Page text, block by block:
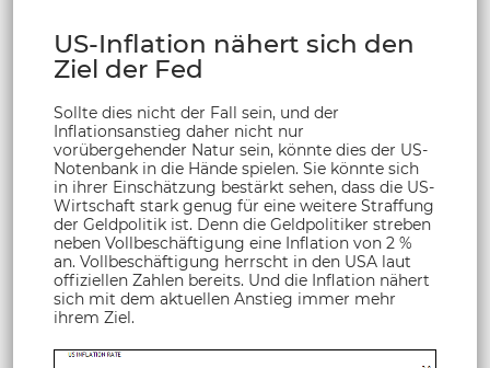
US-Inflation nähert sich den
Ziel der Fed
Sollte dies nicht der Fall sein, und der
Inflationsanstieg daher nicht nur
vorübergehender Natur sein, könnte dies der US-
Notenbank in die Hände spielen. Sie könnte sich
in ihrer Einschätzung bestärkt sehen, dass die US-
Wirtschaft stark genug für eine weitere Straffung
der Geldpolitik ist. Denn die Geldpolitiker streben
neben Vollbeschäftigung eine Inflation von 2 %
an. Vollbeschäftigung herrscht in den USA laut
offiziellen Zahlen bereits. Und die Inflation nähert
sich mit dem aktuellen Anstieg immer mehr
ihrem Ziel.